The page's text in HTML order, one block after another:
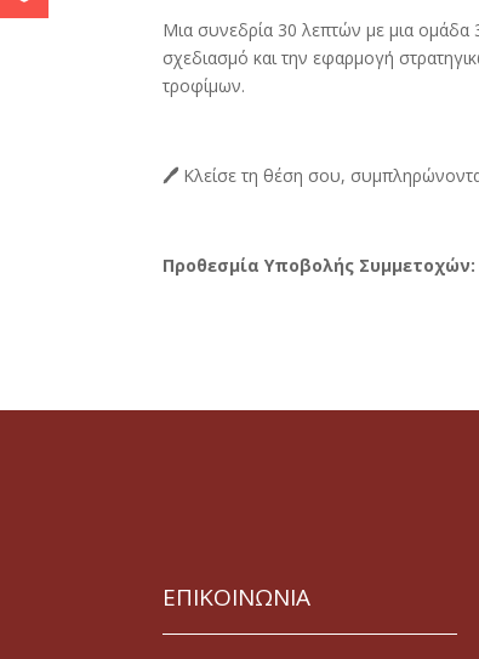
Μια συνεδρία 30 λεπτών με μια ομάδα
σχεδιασμό και την εφαρμογή
τροφίμων.
🖊 Κλείσε τη θέση σου,
Προθεσμία Υποβολής Συμμετοχών:
ΕΠΙΚΟΙΝΩΝΙΑ